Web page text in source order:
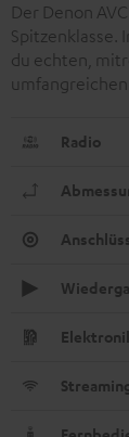
Der Denon
Spitzenklasse.
du echten,
Radio